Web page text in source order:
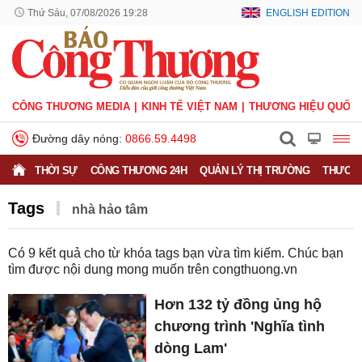
Thứ Sáu, 07/08/2026 19:28 ENGLISH EDITION
CÔNG THƯƠNG MEDIA KINH TẾ VIỆT NAM THƯƠNG HIỆU QUỐC
Đường dây nóng: 0866.59.4498
THỜI SỰ CÔNG THƯƠNG 24H QUẢN LÝ THỊ TRƯỜNG
Tags nhà hảo tâm
Có 9 kết quả cho từ khóa tags bạn vừa tìm kiếm. Chúc bạn
tìm được nội dung mong muốn trên congthuong.vn
Hơn 132 tỷ đồng ủng hộ
chương trình 'Nghĩa tình
dòng Lam'